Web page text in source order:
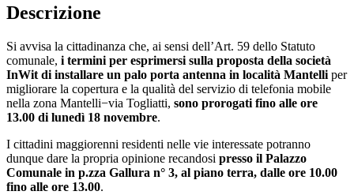
Descrizione
Si avvisa la cittadinanza che, ai sensi dell’Art. 59 dello Statuto
comunale, i termini per esprimersi sulla proposta della società
InWit di installare un palo porta antenna in località Mantelli per
migliorare la copertura e la qualità del servizio di telefonia mobile
nella zona Mantelli−via Togliatti, sono prorogati fino alle ore
13.00 di lunedì 18 novembre.
I cittadini maggiorenni residenti nelle vie interessate potranno
dunque dare la propria opinione recandosi presso il Palazzo
Comunale in p.zza Gallura n° 3, al piano terra, dalle ore 10.00
fino alle ore 13.00.